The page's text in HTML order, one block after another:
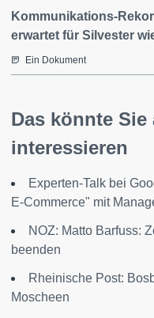
Kommunikations-
erwartet für Silvester
Ein Dokument
Das könnte Sie
interessieren
Experten-Talk bei
E-Commerce" mit
NOZ: Matto Barfuss:
beenden
Rheinische Post:
Moscheen